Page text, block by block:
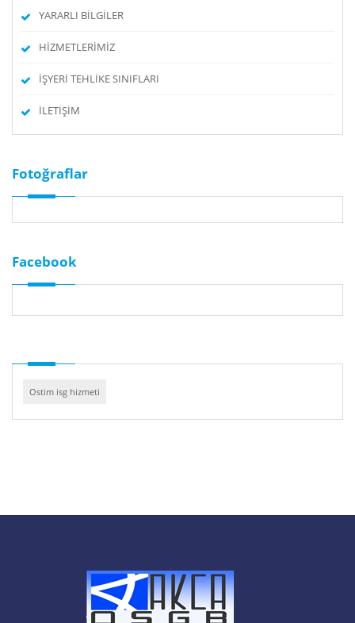
YARARLI BİLGİLER
HİZMETLERİMİZ
İŞYERİ TEHLİKE SINIFLARI
İLETİŞİM
Fotoğraflar
Facebook
Ostim isg hizmeti